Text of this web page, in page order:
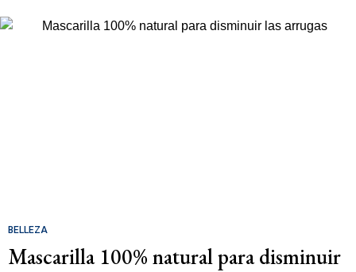
BELLEZA
Mascarilla 100% natural para disminuir